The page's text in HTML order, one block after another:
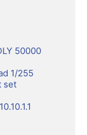
50000
1/255
set